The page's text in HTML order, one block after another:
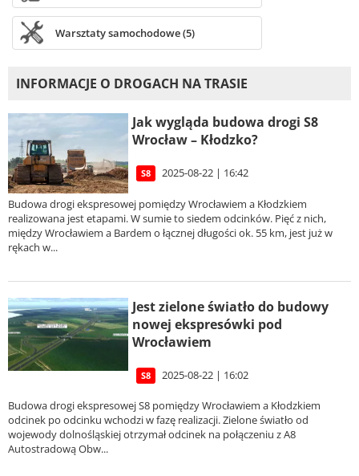
Warsztaty samochodowe (5)
INFORMACJE O DROGACH NA TRASIE
Jak wygląda budowa drogi S8
Wrocław – Kłodzko?
S8 2025-08-22 | 16:42
Budowa drogi ekspresowej pomiędzy Wrocławiem a Kłodzkiem
realizowana jest etapami. W sumie to siedem odcinków. Pięć z nich,
między Wrocławiem a Bardem o łącznej długości ok. 55 km, jest już w
rękach w...
Jest zielone światło do budowy
nowej ekspresówki pod
Wrocławiem
S8 2025-08-22 | 16:02
Budowa drogi ekspresowej S8 pomiędzy Wrocławiem a Kłodzkiem
odcinek po odcinku wchodzi w fazę realizacji. Zielone światło od
wojewody dolnośląskiej otrzymał odcinek na połączeniu z A8
Autostradową Obw...